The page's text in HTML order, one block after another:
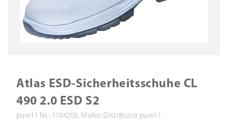
Atlas ESD-Sicherheitsschuhe CL
490 2.0 ESD S2
pure11 Nr.: 1104203, Marke: Distributor pure11